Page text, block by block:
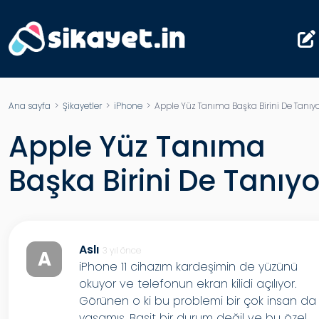
Ana sayfa > Şikayetler> iPhone > Apple Yüz Tanıma Başka Birini De
Apple Yüz Tanıma
Başka Birini De
A Aslı 3 yıl önce
iPhone 11 cihazım kardeşimin de yüzünü
okuyor ve telefonun ekran kilidi açılıyor.
Görünen o ki bu problemi bir çok insan da